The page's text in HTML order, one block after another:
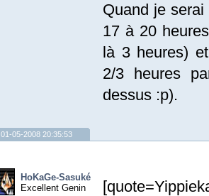
Quand je
17 à 20
là 3 heures)
2/3 heures
dessus :p).
01-05-2008 20:35:53
HoKaGe-Sasuké
Excellent Genin